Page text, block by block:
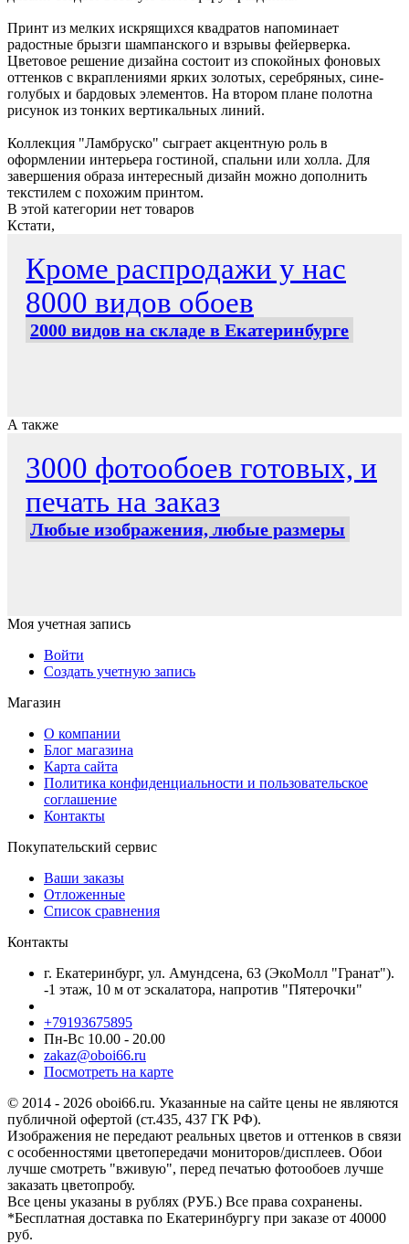
Принт из мелких искрящихся квадратов напоминает
радостные брызги шампанского и взрывы фейерверка.
Цветовое решение дизайна состоит из спокойных фоновых
оттенков с вкраплениями ярких золотых, серебряных, сине-
голубых и бардовых элементов. На втором плане полотна
рисунок из тонких вертикальных линий.
Коллекция "Ламбруско" сыграет акцентную роль в
оформлении интерьера гостиной, спальни или холла. Для
завершения образа интересный дизайн можно дополнить
текстилем с похожим принтом.
В этой категории нет товаров
Кстати,
Кроме распродажи у нас
8000 видов обоев
2000 видов на складе в Екатеринбурге
А также
3000 фотообоев готовых, и
печать на заказ
Любые изображения, любые размеры
Моя учетная запись
Войти
Создать учетную запись
Магазин
О компании
Блог магазина
Карта сайта
Политика конфиденциальности и пользовательское
соглашение
Контакты
Покупательский сервис
Ваши заказы
Отложенные
Список сравнения
Контакты
г. Екатеринбург, ул. Амундсена, 63 (ЭкоМолл "Гранат").
-1 этаж, 10 м от эскалатора, напротив "Пятерочки"
+79193675895
Пн-Вс 10.00 - 20.00
zakaz@oboi66.ru
Посмотреть на карте
© 2014 - 2026 oboi66.ru. Указанные на сайте цены не являются
публичной офертой (ст.435, 437 ГК РФ).
Изображения не передают реальных цветов и оттенков в связи
с особенностями цветопередачи мониторов/дисплеев. Обои
лучше смотреть "вживую", перед печатью фотообоев лучше
заказать цветопробу.
Все цены указаны в рублях (PУБ.) Все права сохранены.
*Бесплатная доставка по Екатеринбургу при заказе от 40000
руб.